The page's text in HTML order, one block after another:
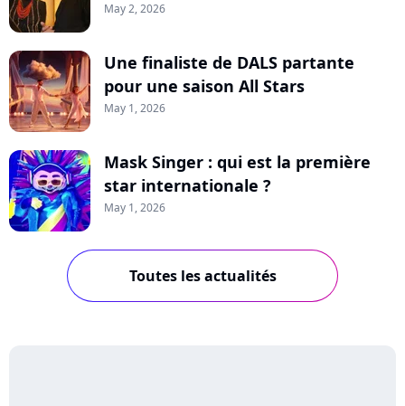
May 2, 2026
Une finaliste de DALS partante
pour une saison All Stars
May 1, 2026
Mask Singer : qui est la première
star internationale ?
May 1, 2026
Toutes les actualités